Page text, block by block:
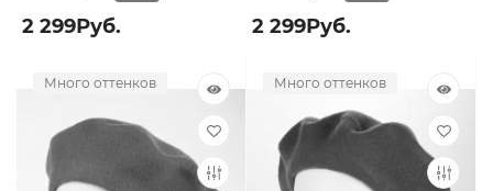
2 299Руб. 2 299Руб.
Много оттенков Много оттенков